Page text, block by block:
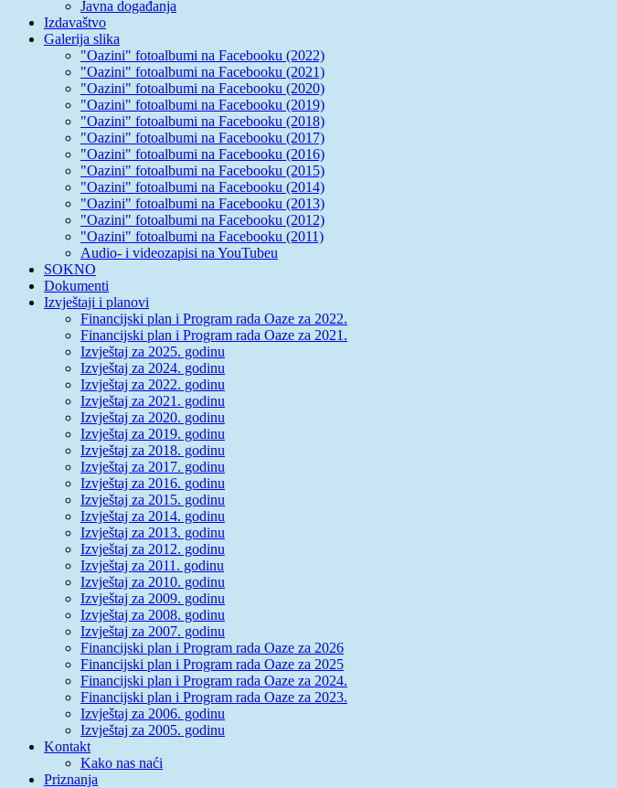
Javna događanja
Izdavaštvo
Galerija slika
"Oazini" fotoalbumi na Facebooku (2022)
"Oazini" fotoalbumi na Facebooku (2021)
"Oazini" fotoalbumi na Facebooku (2020)
"Oazini" fotoalbumi na Facebooku (2019)
"Oazini" fotoalbumi na Facebooku (2018)
"Oazini" fotoalbumi na Facebooku (2017)
"Oazini" fotoalbumi na Facebooku (2016)
"Oazini" fotoalbumi na Facebooku (2015)
"Oazini" fotoalbumi na Facebooku (2014)
"Oazini" fotoalbumi na Facebooku (2013)
"Oazini" fotoalbumi na Facebooku (2012)
"Oazini" fotoalbumi na Facebooku (2011)
Audio- i videozapisi na YouTubeu
SOKNO
Dokumenti
Izvještaji i planovi
Financijski plan i Program rada Oaze za 2022.
Financijski plan i Program rada Oaze za 2021.
Izvještaj za 2025. godinu
Izvještaj za 2024. godinu
Izvještaj za 2022. godinu
Izvještaj za 2021. godinu
Izvještaj za 2020. godinu
Izvještaj za 2019. godinu
Izvještaj za 2018. godinu
Izvještaj za 2017. godinu
Izvještaj za 2016. godinu
Izvještaj za 2015. godinu
Izvještaj za 2014. godinu
Izvještaj za 2013. godinu
Izvještaj za 2012. godinu
Izvještaj za 2011. godinu
Izvještaj za 2010. godinu
Izvještaj za 2009. godinu
Izvještaj za 2008. godinu
Izvještaj za 2007. godinu
Financijski plan i Program rada Oaze za 2026
Financijski plan i Program rada Oaze za 2025
Financijski plan i Program rada Oaze za 2024.
Financijski plan i Program rada Oaze za 2023.
Izvještaj za 2006. godinu
Izvještaj za 2005. godinu
Kontakt
Kako nas naći
Priznanja